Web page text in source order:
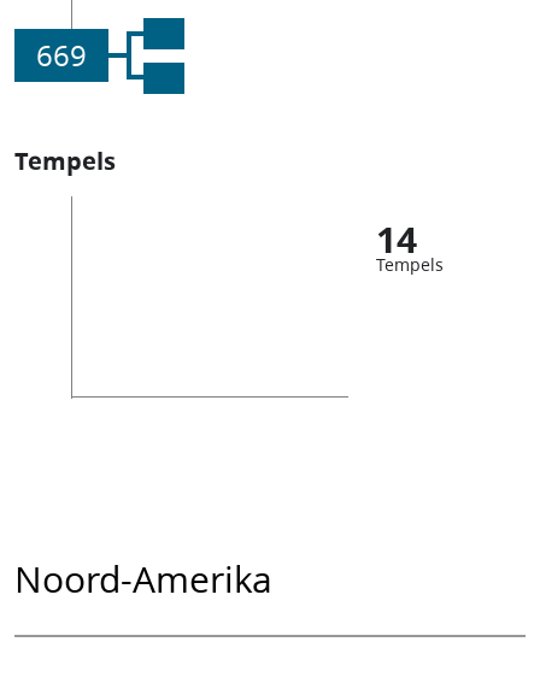
669
Tempels
14
Tempels
Noord-Amerika